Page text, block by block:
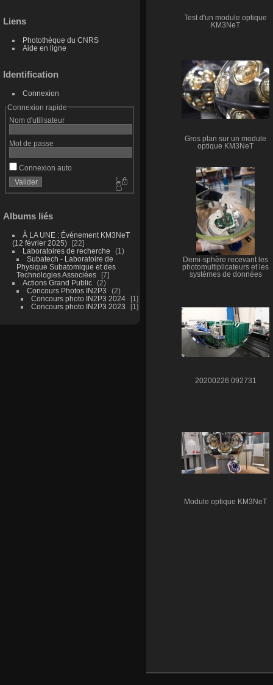
Liens
Photothèque du CNRS
Aide en ligne
Identification
Connexion
Connexion rapide
Nom d'utilisateur
Mot de passe
Connexion auto
Albums liés
À LA UNE : Événement KM3NeT
(12 février 2025)
22
Laboratoires de recherche
1
Subatech - Laboratoire de
Physique Subatomique et des
Technologies Associées
7
Actions Grand Public
2
Concours Photos IN2P3
2
Concours photo IN2P3 2024
1
Concours photo IN2P3 2023
1
Test d'un module optique
KM3NeT
Gros plan sur un module
optique KM3NeT
Demi-sphère recevant les
photomultiplicateurs et les
systèmes de données
20200226 092731
Module optique KM3NeT